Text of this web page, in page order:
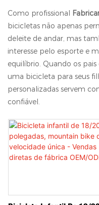
Como profissional
bicicletas não apenas
deleite de andar, mas
interesse pelo esporte e
equilíbrio. Quando os
uma bicicleta para seus
personalizadas servem
confiável.